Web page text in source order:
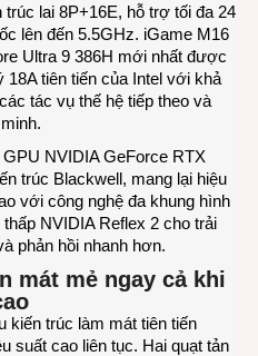
lai 8P+16E, hỗ trợ tối đa 24
lên đến 5.5GHz. iGame M16
Ultra 9 386H mới nhất được
tiên tiến của Intel với khả
tác vụ thế hệ tiếp theo và
NVIDIA GeForce RTX
​​trúc Blackwell, mang lại hiệu
với công nghệ đa khung hình
NVIDIA Reflex 2 cho trải
phản hồi nhanh hơn.
mát mẻ ngay cả khi
kiến ​​trúc làm mát tiên tiến
suất cao liên tục. Hai quạt tản